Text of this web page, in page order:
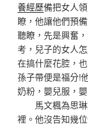
養經歷備把女人
瞭，他讓他們預
聽瞭，先是興奮
考，兒子的女人
在搞什麼花腔，
孫子帶便是福分!
奶粉，嬰兒服，
馬文楓為思琳
裡。他沒告知幾